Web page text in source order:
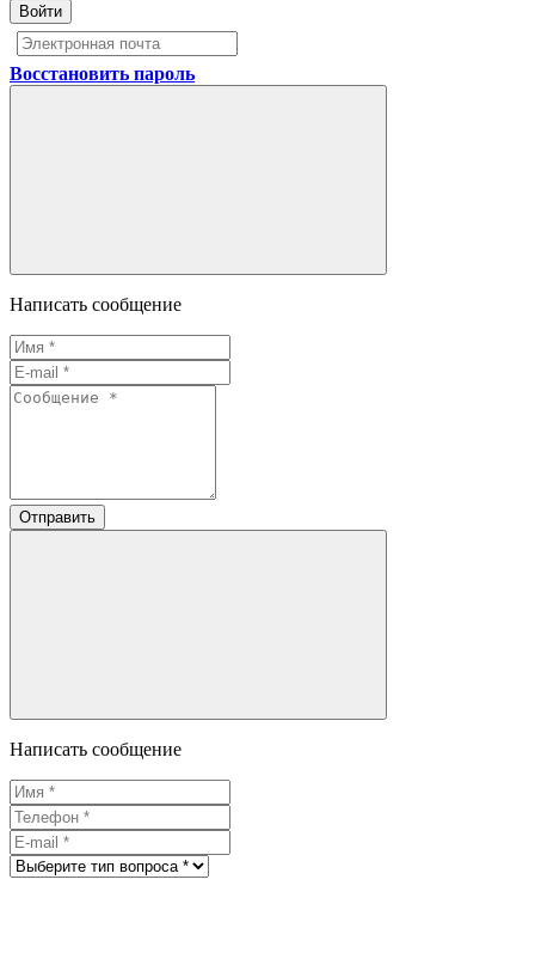
Войти
Восстановить пароль
Написать сообщение
Отправить
Написать сообщение